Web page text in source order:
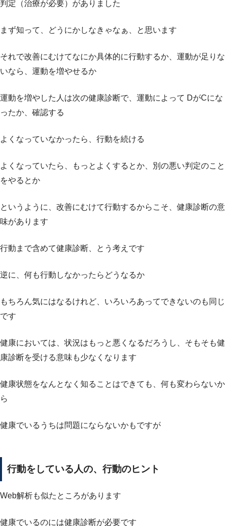
判定（治療が必要）がありました
まず知って、どうにかしなきゃなぁ、と思います
それで改善にむけてなにか具体的に行動するか、運動が足りな
いなら、運動を増やせるか
運動を増やした人は次の健康診断で、運動によって DがCにな
ったか、確認する
よくなっていなかったら、行動を続ける
よくなっていたら、もっとよくするとか、別の悪い判定のこと
をやるとか
というように、改善にむけて行動するからこそ、健康診断の意
味があります
行動まで含めて健康診断、とう考えです
逆に、何も行動しなかったらどうなるか
もちろん気にはなるけれど、いろいろあってできないのも同じ
です
健康においては、状況はもっと悪くなるだろうし、そもそも健
康診断を受ける意味も少なくなります
健康状態をなんとなく知ることはできても、何も変わらないか
ら
健康でいるうちは問題にならないかもですが
行動をしている人の、行動のヒント
Web解析も似たところがあります
健康でいるのには健康診断が必要です